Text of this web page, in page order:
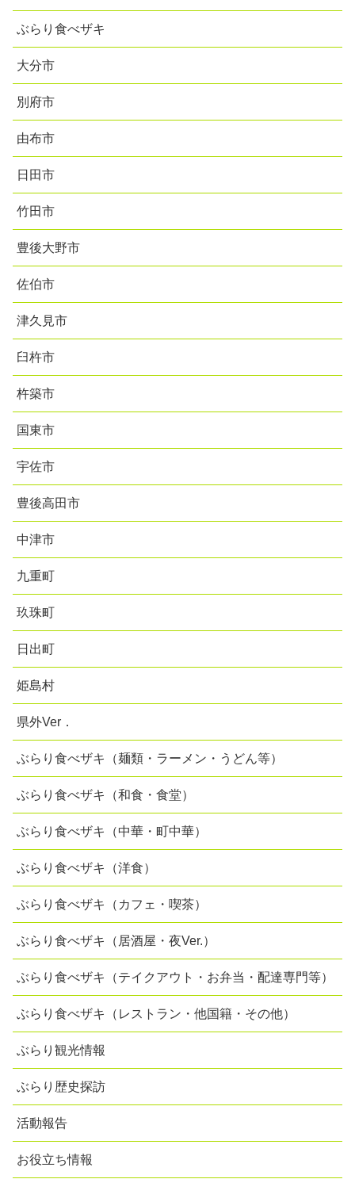
ぶらり食べザキ
大分市
別府市
由布市
日田市
竹田市
豊後大野市
佐伯市
津久見市
臼杵市
杵築市
国東市
宇佐市
豊後高田市
中津市
九重町
玖珠町
日出町
姫島村
県外Ver．
ぶらり食べザキ（麺類・ラーメン・うどん等）
ぶらり食べザキ（和食・食堂）
ぶらり食べザキ（中華・町中華）
ぶらり食べザキ（洋食）
ぶらり食べザキ（カフェ・喫茶）
ぶらり食べザキ（居酒屋・夜Ver.）
ぶらり食べザキ（テイクアウト・お弁当・配達専門等）
ぶらり食べザキ（レストラン・他国籍・その他）
ぶらり観光情報
ぶらり歴史探訪
活動報告
お役立ち情報